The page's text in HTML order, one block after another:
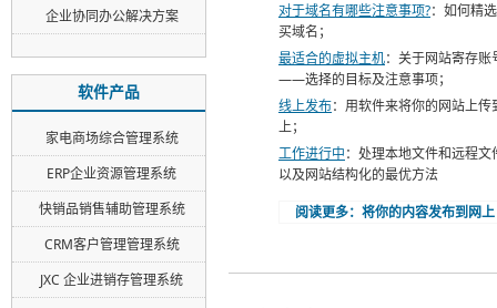
对于域名有哪些注意事项?：如何精
买域名；
最适合的虚拟主机：关于网站寄存账
——选择的目标及注意事项；
线上发布：用软件来将你的网站上传
上；
工作进行中：处理本地文件和远程文
以及网站结构化的最优方法
阅读更多：将你的内容发布到网上
企业协同办公解决方案
软件产品
家电商场综合管理系统
ERP企业资源管理系统
快销品销售辅助管理系统
CRM客户管理管理系统
JXC 企业进销存管理系统